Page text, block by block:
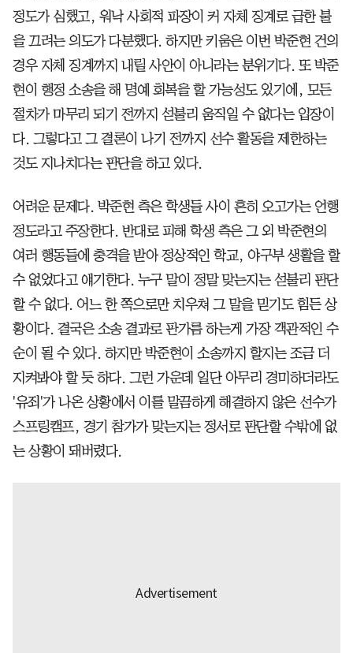
정도가 심했고, 워낙 사회적 파장이 커 자체 징계로 급한 불
을 끄려는 의도가 다분했다. 하지만 키움은 이번 박준현 건의
경우 자체 징계까지 내릴 사안이 아니라는 분위기다. 또 박준
현이 행정 소송을 해 명예 회복을 할 가능성도 있기에, 모든
절차가 마무리 되기 전까지 섣불리 움직일 수 없다는 입장이
다. 그렇다고 그 결론이 나기 전까지 선수 활동을 제한하는
것도 지나치다는 판단을 하고 있다.
어려운 문제다. 박준현 측은 학생들 사이 흔히 오고가는 언행
정도라고 주장한다. 반대로 피해 학생 측은 그 외 박준현의
여러 행동들에 충격을 받아 정상적인 학교, 야구부 생활을 할
수 없었다고 얘기한다. 누구 말이 정말 맞는지는 섣불리 판단
할 수 없다. 어느 한 쪽으로만 치우쳐 그 말을 믿기도 힘든 상
황이다. 결국은 소송 결과로 판가름 하는게 가장 객관적인 수
순이 될 수 있다. 하지만 박준현이 소송까지 할지는 조금 더
지켜봐야 할 듯 하다. 그런 가운데 일단 아무리 경미하더라도
'유죄'가 나온 상황에서 이를 말끔하게 해결하지 않은 선수가
스프링캠프, 경기 참가가 맞는지는 정서로 판단할 수밖에 없
는 상황이 돼버렸다.